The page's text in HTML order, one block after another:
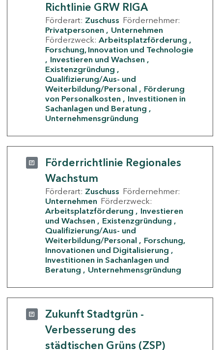
Richtlinie GRW RIGA
Förderart: Zuschuss Fördernehmer:
Privatpersonen
Unternehmen
Förderzweck: Arbeitsplatzförderung
Forschung, Innovation und Technologie
Investieren und Wachsen
Existenzgründung
Qualifizierung/Aus- und
Weiterbildung/Personal
Förderung
von Personalkosten
Investitionen in
Sachanlagen und Beratung
Unternehmensgründung
Förderrichtlinie Regionales
Wachstum
Förderart: Zuschuss Fördernehmer:
Unternehmen Förderzweck:
Arbeitsplatzförderung
Investieren
und Wachsen
Existenzgründung
Qualifizierung/Aus- und
Weiterbildung/Personal
Forschung,
Innovationen und Digitalisierung
Investitionen in Sachanlagen und
Beratung
Unternehmensgründung
Zukunft Stadtgrün -
Verbesserung des
städtischen Grüns (ZSP)